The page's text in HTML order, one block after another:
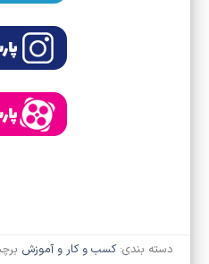
دسته بندی:کسب و کار و آموزش